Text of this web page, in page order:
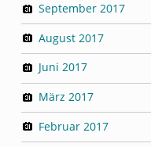
September 2017
August 2017
Juni 2017
März 2017
Februar 2017